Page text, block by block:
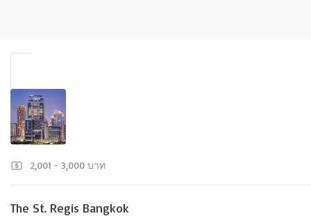
2,001 - 3,000 บาท
The St. Regis Bangkok